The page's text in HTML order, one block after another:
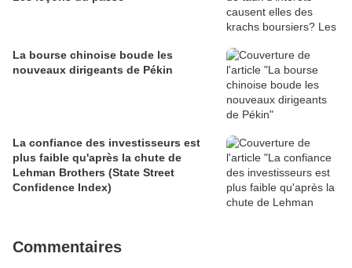
La bourse chinoise boude les
nouveaux dirigeants de Pékin
La confiance des investisseurs est
plus faible qu'après la chute de
Lehman Brothers (State Street
Confidence Index)
Commentaires